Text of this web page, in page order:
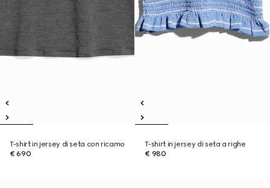
T-shirt in jersey di seta con ricamo
€ 690
T-shirt in jersey di seta a righe
€ 980